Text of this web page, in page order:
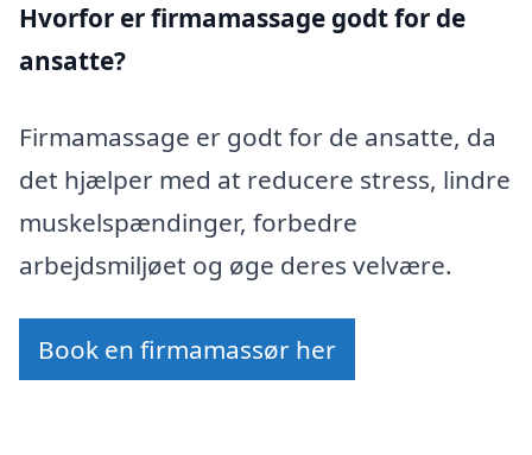
Hvorfor er firmamassage godt for de
ansatte?
Firmamassage er godt for de ansatte, da
det hjælper med at reducere stress, lindre
muskelspændinger, forbedre
arbejdsmiljøet og øge deres velvære.
Book en firmamassør her